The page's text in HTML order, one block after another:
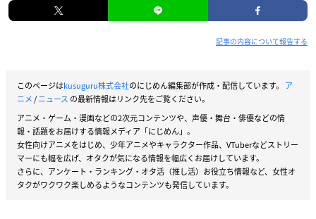
記事の内容について報告する
このページはkusuguru株式会社のにじめん編集部が作成・配信しています。 ア
ニメ/ニュース の最新情報はリンク先をご覧ください。
アニメ・ゲーム・漫画などの2次元コンテンツや、声優・舞台・俳優などの情
報・話題をお届けする情報メディア「にじめん」。
女性向けアニメをはじめ、少年アニメやキャラクター作品、VTuberなどストリー
マーにも幅を広げ、オタクが気になる情報を幅広くお届けしています。
さらに、アンケート・ランキング・オタ活（推し活）お役立ち情報など、女性オ
タクがワクワク楽しめるようなコンテンツも発信しています。